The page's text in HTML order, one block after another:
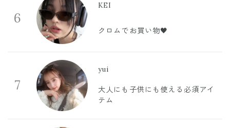
6
KEI
クロムでお買い物🖤
7
yui
大人にも子供にも使える必須アイ
テム